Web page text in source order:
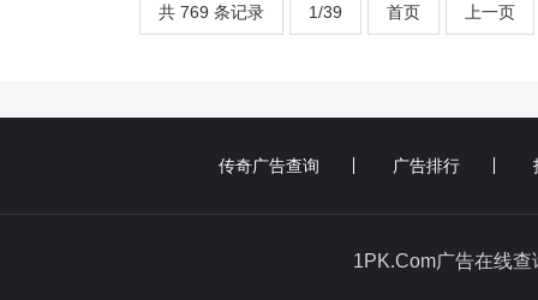
共 769 条记录 1/39 首页 上一页
传奇广告查询 广告排行
1PK.Com广告在